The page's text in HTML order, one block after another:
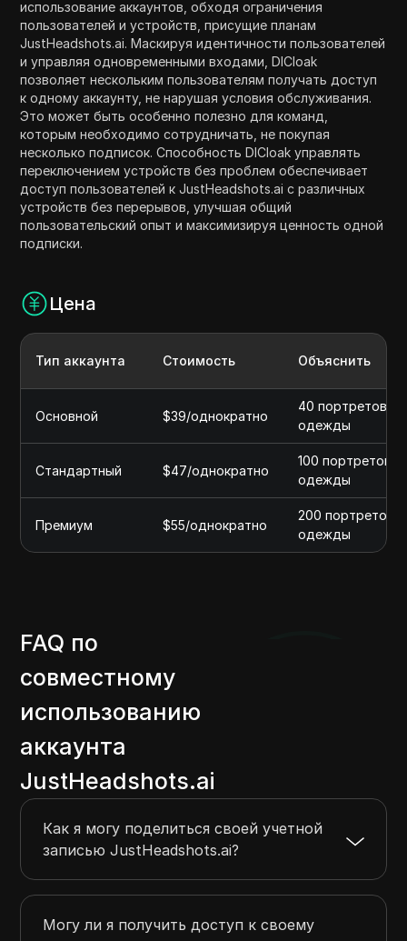
использование аккаунтов, обходя ограничения
пользователей и устройств, присущие планам
JustHeadshots.ai. Маскируя идентичности пользователей
и управляя одновременными входами, DICloak
позволяет нескольким пользователям получать доступ
к одному аккаунту, не нарушая условия обслуживания.
Это может быть особенно полезно для команд,
которым необходимо сотрудничать, не покупая
несколько подписок. Способность DICloak управлять
переключением устройств без проблем обеспечивает
доступ пользователей к JustHeadshots.ai с различных
устройств без перерывов, улучшая общий
пользовательский опыт и максимизируя ценность одной
подписки.
Цена
Тип аккаунта Стоимость Объяснить
Основной $39/однократно
40 портретов, 2
одежды
Стандартный $47/однократно
100 портретов,
одежды
Премиум $55/однократно
200 портретов,
одежды
FAQ по
совместному
использованию
аккаунта
JustHeadshots.ai
Как я могу поделиться своей учетной
записью JustHeadshots.ai?
Могу ли я получить доступ к своему